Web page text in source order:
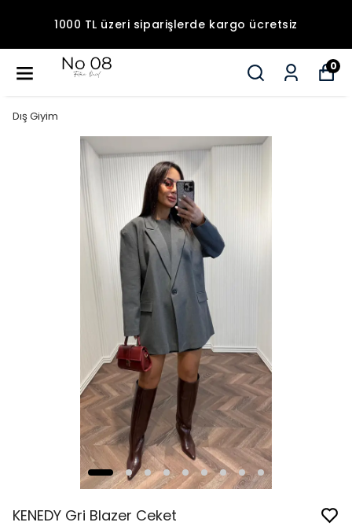
1000 TL üzeri siparişlerde kargo ücretsiz
0
Dış Giyim
KENEDY Gri Blazer Ceket